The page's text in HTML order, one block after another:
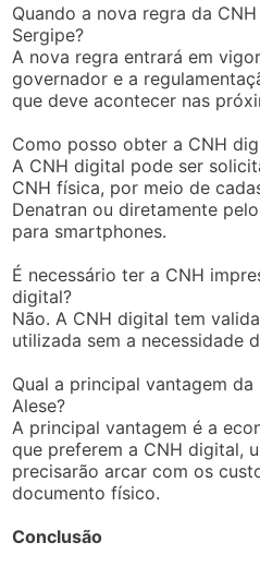
Quando a nova regra da
Sergipe?
A nova regra entrará em
governador e a
que deve acontecer nas
Como posso obter a CNH
A CNH digital pode ser
CNH física, por meio de
Denatran ou diretamente
para smartphones.
É necessário ter a CNH
digital?
Não. A CNH digital tem
utilizada sem a necessidade
Qual a principal vantagem
Alese?
A principal vantagem é a
que preferem a CNH digital,
precisarão arcar com os
documento físico.
Conclusão